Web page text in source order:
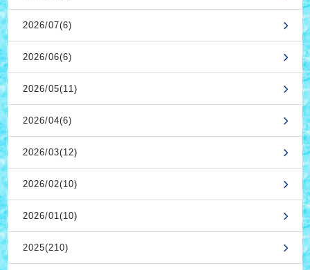
2026/07(6)
2026/06(6)
2026/05(11)
2026/04(6)
2026/03(12)
2026/02(10)
2026/01(10)
2025(210)